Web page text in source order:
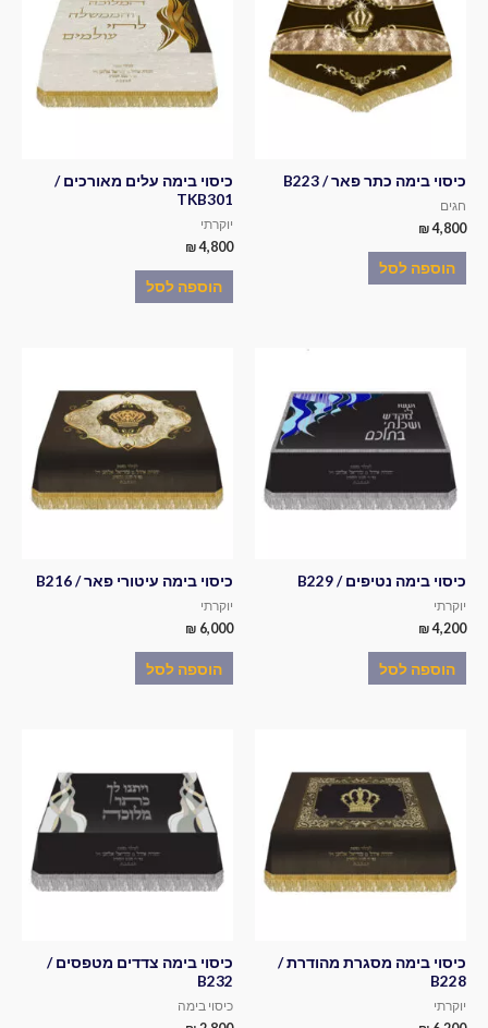
כיסוי בימה כתר פאר / B223
חגים
₪4,800
הוספה לסל
כיסוי בימה עלים מאורכים /
TKB301
יוקרתי
₪4,800
הוספה לסל
כיסוי בימה נטיפים / B229
יוקרתי
₪4,200
הוספה לסל
כיסוי בימה עיטורי פאר / B216
יוקרתי
₪ 6,000
הוספה לסל
כיסוי בימה מסגרת מהודרת /
B228
יוקרתי
כיסוי בימה צדדים מטפסים /
B232
כיסוי בימה